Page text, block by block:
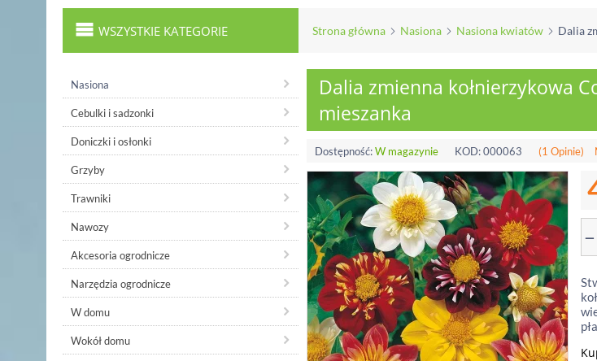
WSZYSTKIE KATEGORIE Strona główna Nasiona Nasiona kwiatów Dalia
Nasiona
Cebulki i sadzonki
Doniczki i osłonki
Grzyby
Trawniki
Nawozy
Akcesoria ogrodnicze
Narzędzia ogrodnicze
W domu
Wokół domu
Dalia zmienna kołnierzykowa
mieszanka
Dostępność:W magazynie KOD:000063 (1 Opinie)
−